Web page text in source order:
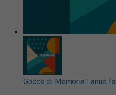
Gocce di Memoria1 anno fa